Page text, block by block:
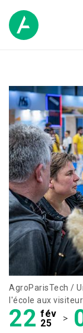
AgroParisTech /
l'école aux
22 fév
25
>